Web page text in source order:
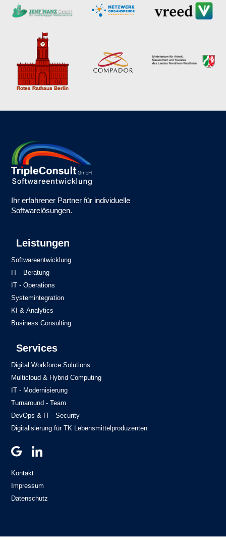
Ihr erfahrener Partner für individuelle
Softwarelösungen.
Leistungen
Softwareentwicklung
IT - Beratung
IT - Operations
Systemintegration
KI & Analytics
Business Consulting
Services
Digital Workforce Solutions
Multicloud & Hybrid Computing
IT - Modernisierung
Turnaround - Team
DevOps & IT - Security
Digitalisierung für TK Lebensmittelproduzenten
Kontakt
Impressum
Datenschutz